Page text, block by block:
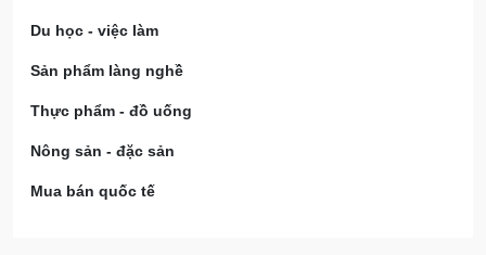
Du học - việc làm
Sản phẩm làng nghề
Thực phẩm - đồ uống
Nông sản - đặc sản
Mua bán quốc tế